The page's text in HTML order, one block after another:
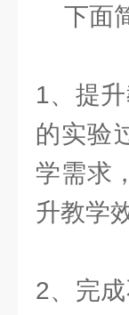
下面
1、提
的实验
学需求
升教学
2、完